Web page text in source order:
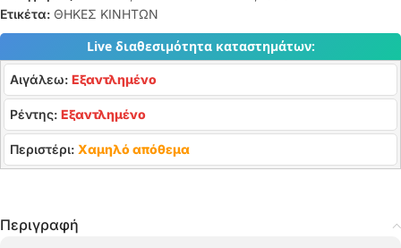
Ετικέτα: ΘΗΚΕΣ ΚΙΝΗΤΩΝ
Live διαθεσιμότητα καταστημάτων:
Αιγάλεω: Εξαντλημένο
Ρέντης: Εξαντλημένο
Περιστέρι: Χαμηλό απόθεμα
Περιγραφή